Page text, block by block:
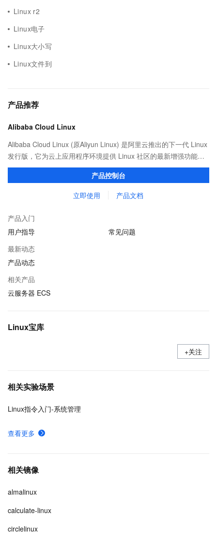
Linux r2
Linux电子
Linux大小写
Linux文件到
产品推荐
Alibaba Cloud Linux
Alibaba Cloud Linux (原Aliyun Linux) 是阿里云推出的下一代 Linux
发行版，它为云上应用程序环境提供 Linux 社区的最新增强功能，
在提供云上最佳用户体验的同时，也针对阿里云基础设施做了深度
产品控制台
立即使用 产品文档
产品入门
用户指导
常见问题
最新动态
产品动态
相关产品
云服务器 ECS
Linux宝库
+关注
相关实验场景
Linux指令入门-系统管理
查看更多
相关镜像
almalinux
calculate-linux
circlelinux